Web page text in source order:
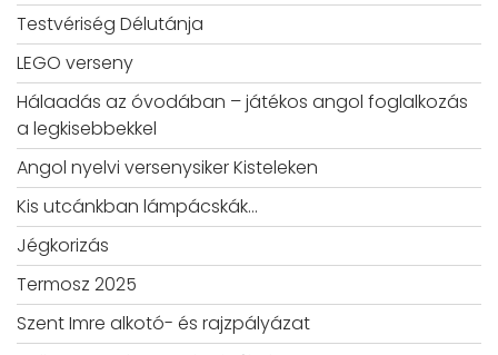
Testvériség Délutánja
LEGO verseny
Hálaadás az óvodában – játékos angol foglalkozás
a legkisebbekkel
Angol nyelvi versenysiker Kisteleken
Kis utcánkban lámpácskák…
Jégkorizás
Termosz 2025
Szent Imre alkotó- és rajzpályázat